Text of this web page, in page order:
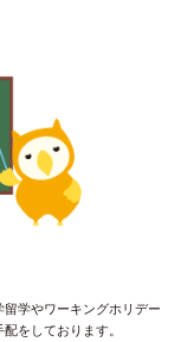
学やワーキングホリデー
をしております。